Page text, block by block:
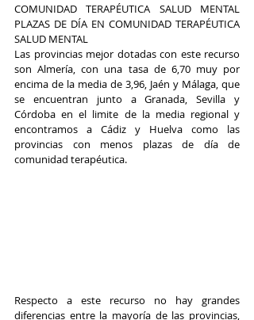
COMUNIDAD TERAPÉUTICA SALUD MENTAL
PLAZAS DE DÍA EN COMUNIDAD TERAPÉUTICA
SALUD MENTAL
Las provincias mejor dotadas con este recurso
son Almería, con una tasa de 6,70 muy por
encima de la media de 3,96, Jaén y Málaga, que
se encuentran junto a Granada, Sevilla y
Córdoba en el limite de la media regional y
encontramos a Cádiz y Huelva como las
provincias con menos plazas de día de
comunidad terapéutica.
Respecto a este recurso no hay grandes
diferencias entre la mayoría de las provincias,